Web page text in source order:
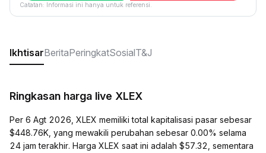
Catatan: Informasi ini hanya untuk referensi.
IkhtisarBeritaPeringkatSosialT&J
Ringkasan harga live XLEX
Per 6 Agt 2026, XLEX memiliki total kapitalisasi pasar sebesar
$448.76K, yang mewakili perubahan sebesar 0.00% selama
24 jam terakhir. Harga XLEX saat ini adalah $57.32, sementara